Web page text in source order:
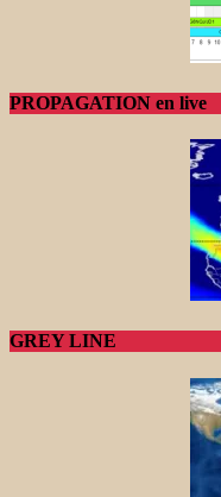
PROPAGATION en live
GREY LINE